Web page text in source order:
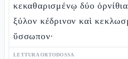
κεκαθαρισμένῳ δύο
ξύλον κέδρινον καὶ
ὕσσωπον·
LETTURA ORTODOSSA